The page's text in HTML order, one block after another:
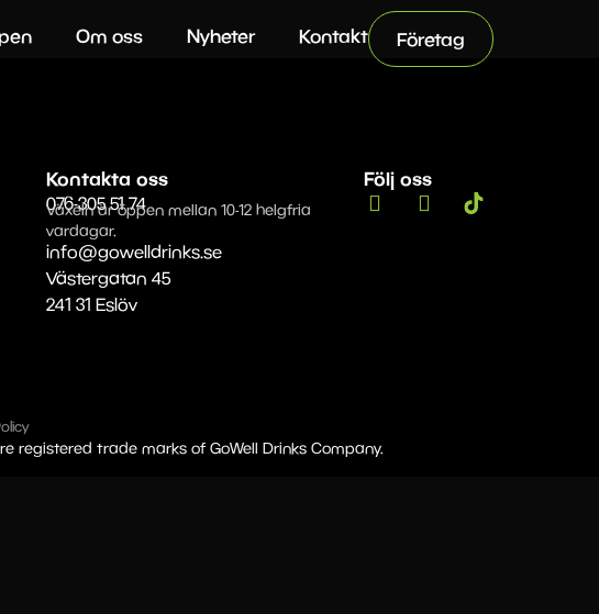
Om oss Nyheter Kontakt Företag
Kontakta oss
076-305 51 74
Växeln är öppen mellan 10-12 helgfria
vardagar.
info@gowelldrinks.se
Västergatan 45
241 31 Eslöv
Följ oss
registered trade marks of GoWell Drinks Company.